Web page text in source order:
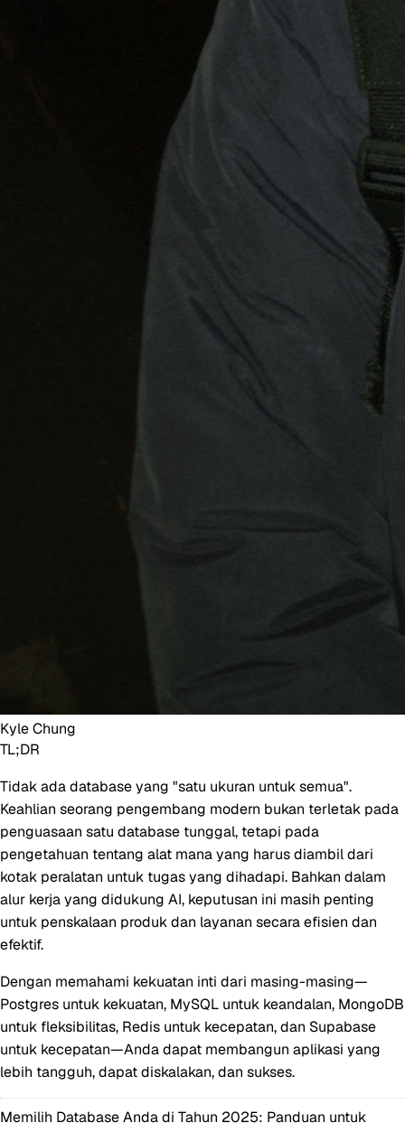
Kyle Chung
TL;DR
Tidak ada database yang "satu ukuran untuk semua".
Keahlian seorang pengembang modern bukan terletak pada
penguasaan satu database tunggal, tetapi pada
pengetahuan tentang alat mana yang harus diambil dari
kotak peralatan untuk tugas yang dihadapi. Bahkan dalam
alur kerja yang didukung AI, keputusan ini masih penting
untuk penskalaan produk dan layanan secara efisien dan
efektif.
Dengan memahami kekuatan inti dari masing-masing—
Postgres untuk kekuatan, MySQL untuk keandalan, MongoDB
untuk fleksibilitas, Redis untuk kecepatan, dan Supabase
untuk kecepatan—Anda dapat membangun aplikasi yang
lebih tangguh, dapat diskalakan, dan sukses.
Memilih Database Anda di Tahun 2025: Panduan untuk